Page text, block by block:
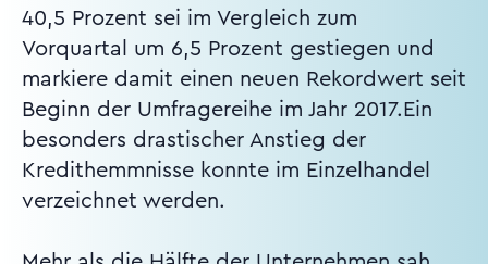
40,5 Prozent sei im Vergleich zum
Vorquartal um 6,5 Prozent gestiegen und
markiere damit einen neuen Rekordwert seit
Beginn der Umfragereihe im Jahr 2017.Ein
besonders drastischer Anstieg der
Kredithemmnisse konnte im Einzelhandel
verzeichnet werden.